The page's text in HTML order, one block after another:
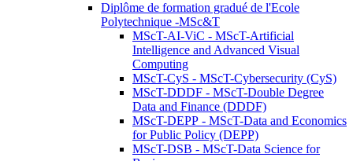
Diplôme de formation gradué de l'Ecole
Polytechnique -MSc&T
MScT-AI-ViC - MScT-Artificial
Intelligence and Advanced Visual
Computing
MScT-CyS - MScT-Cybersecurity (CyS)
MScT-DDDF - MScT-Double Degree
Data and Finance (DDDF)
MScT-DEPP - MScT-Data and Economics
for Public Policy (DEPP)
MScT-DSB - MScT-Data Science for